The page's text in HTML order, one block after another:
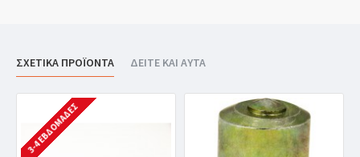
ΣΧΕΤΙΚΑ ΠΡΟΪΟΝΤΑ ΔΕΙΤΕ ΚΑΙ ΑΥΤΑ
3-4 ΕΒΔΟΜΆΔΕΣ